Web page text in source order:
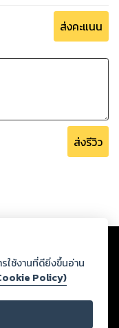
ส่งคะแนน
ส่งรีวิว
กฏว่าละเมิดสิทธิใน
ละศีลธรรม ดังนั้น ผู้อ่าน
อง และหากท่านพบว่าส่วน
งบริษัท เพื่อทีมงานจะได้
สิทธิ์ตามพระราชบัญญัติ
ใช้งานที่ดียิ่งขึ้นอ่าน
Policy)